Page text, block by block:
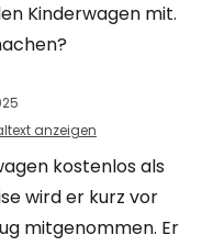
Kinderwagen mit.
anzeigen
kostenlos als
wird er kurz vor
mitgenommen. Er